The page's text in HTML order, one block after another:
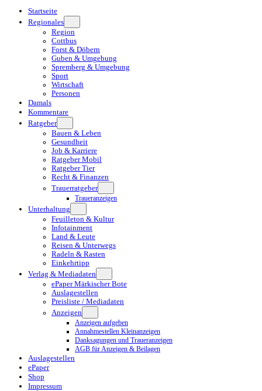
Startseite
Regionales
Region
Cottbus
Forst & Döbern
Guben & Umgebung
Spremberg & Umgebung
Sport
Wirtschaft
Personen
Damals
Kommentare
Ratgeber
Bauen & Leben
Gesundheit
Job & Karriere
Ratgeber Mobil
Ratgeber Tier
Recht & Finanzen
Trauerratgeber
Traueranzeigen
Unterhaltung
Feuilleton & Kultur
Infotainment
Land & Leute
Reisen & Unterwegs
Radeln & Rasten
Einkehrtipp
Verlag & Mediadaten
ePaper Märkischer Bote
Auslagestellen
Preisliste / Mediadaten
Anzeigen
Anzeigen aufgeben
Annahmestellen Kleinanzeigen
Danksagungen und Traueranzeigen
AGB für Anzeigen & Beilagen
Auslagestellen
ePaper
Shop
Impressum